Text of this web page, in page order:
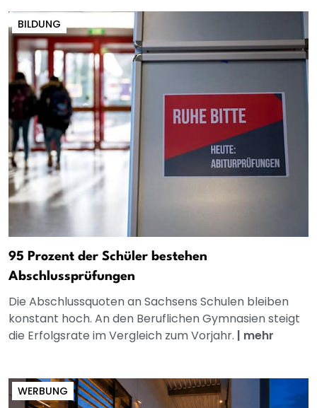
BILDUNG
95 Prozent der Schüler bestehen
Abschlussprüfungen
Die Abschlussquoten an Sachsens Schulen bleiben
konstant hoch. An den Beruflichen Gymnasien steigt
die Erfolgsrate im Vergleich zum Vorjahr. | mehr
WERBUNG